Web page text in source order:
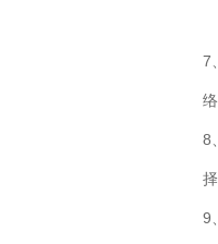
7
8
9